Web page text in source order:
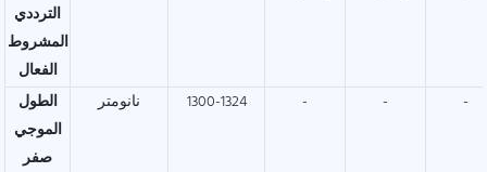
الترددي
المشروط
الفعال
الطول
الموجي
صفر
نانومتر 1300-1324 - - -